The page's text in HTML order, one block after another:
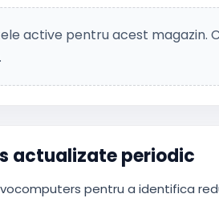
active pentru acest magazin.
actualizate periodic
pentru a identifica